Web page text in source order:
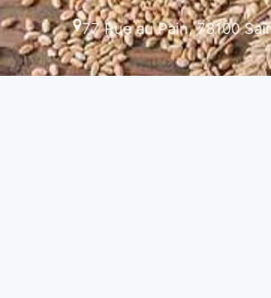
77 Rue au Pain, 78100